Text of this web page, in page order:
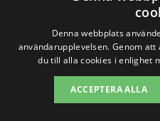
kan du enkelt
online och få
direkt till dörren.
Denna webbplats
användarupplevelsen. Genom
du till alla cookies i enlighet
ACCEPTERA ALLA